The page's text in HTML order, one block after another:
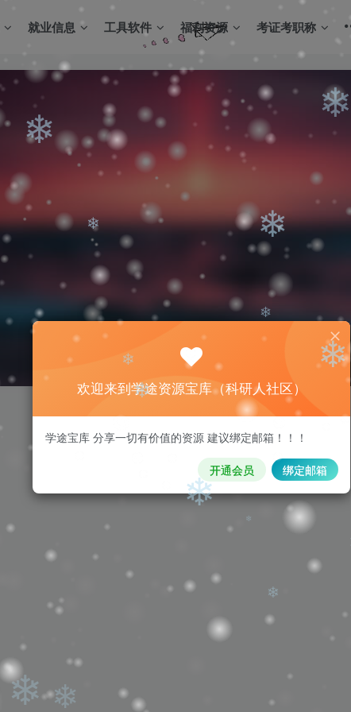
就业信息 工具软件 福利资源 考证考职称
欢迎来到学途资源宝库（科研人社区）
学途宝库 分享一切有价值的资源 建议绑定邮箱！！！
开通会员 绑定邮箱
❄
❄
❄
❄ ❄
❄
❄